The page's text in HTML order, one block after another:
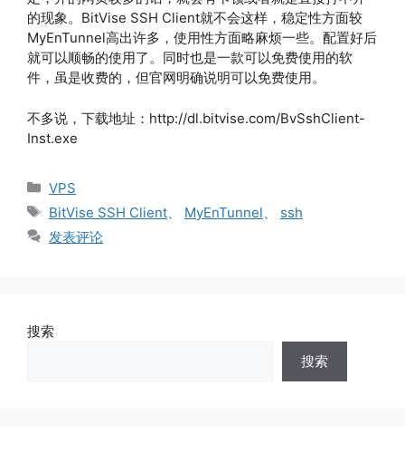
的现象。BitVise SSH Client就不会这样，稳定性方面较
MyEnTunnel高出许多，使用性方面略麻烦一些。配置好后
就可以顺畅的使用了。同时也是一款可以免费使用的软
件，虽是收费的，但官网明确说明可以免费使用。
不多说，下载地址：http://dl.bitvise.com/BvSshClient-
Inst.exe
分
类
VPS
标
签
BitVise SSH Client MyEnTunnel
ssh
发表评论
搜索
搜索